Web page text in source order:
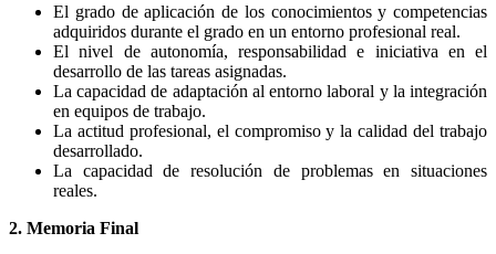
El grado de aplicación de los conocimientos y competencias
adquiridos durante el grado en un entorno profesional real.
El nivel de autonomía, responsabilidad e iniciativa en el
desarrollo de las tareas asignadas.
La capacidad de adaptación al entorno laboral y la integración
en equipos de trabajo.
La actitud profesional, el compromiso y la calidad del trabajo
desarrollado.
La capacidad de resolución de problemas en situaciones
reales.
2. Memoria Final